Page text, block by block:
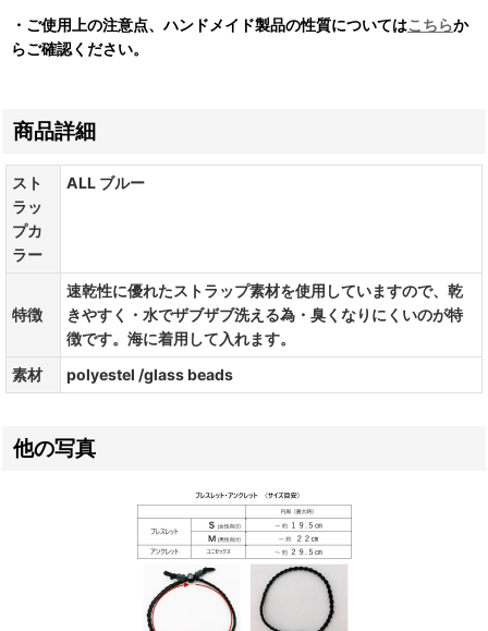
・ご使用上の注意点、ハンドメイド製品の性質についてはこちらか
らご確認ください。
商品詳細
スト
ラッ
プカ
ラー
ALL ブルー
特徴
速乾性に優れたストラップ素材を使用していますので、乾
きやすく・水でザブザブ洗える為・臭くなりにくいのが特
徴です。海に着用して入れます。
素材
polyestel /glass beads
他の写真